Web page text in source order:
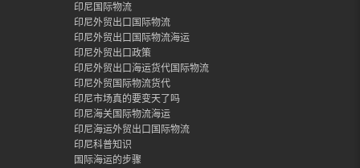
印尼国际物流
印尼外贸出口国际物流
印尼外贸出口国际物流海运
印尼外贸出口政策
印尼外贸出口海运货代国际物流
印尼外贸国际物流货代
印尼市场真的要变天了吗
印尼海关国际物流海运
印尼海运外贸出口国际物流
印尼科普知识
国际海运的步骤